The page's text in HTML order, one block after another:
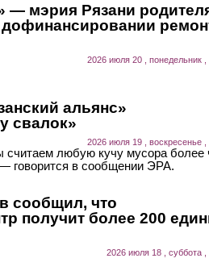
— мэрия Рязани
2026 июля 20 , понедельник ,
альянс»
свалок»
2026 июля 19 , воскресенье ,
считаем любую кучу мусора более
говорится в сообщении ЭРА.
сообщил, что
получит более 200
2026 июля 18 , суббота ,